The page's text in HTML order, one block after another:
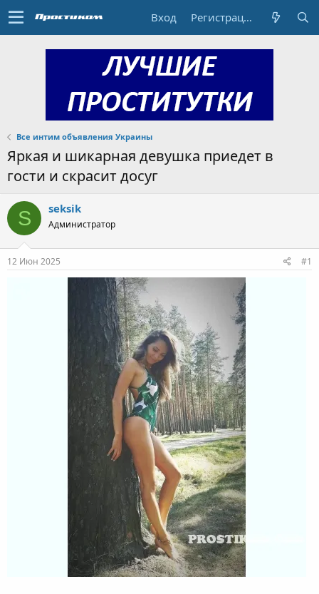
Вход Регистрация
Все интим объявления Украины
Яркая и шикарная девушка приедет в
гости и скрасит досуг
S seksik
Администратор
12 Июн 2025 #1